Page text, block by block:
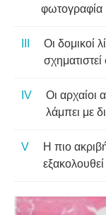
φωτογραφία
Οι δομικοί
Οι αρχαίοι
λάμπει με
Η πιο